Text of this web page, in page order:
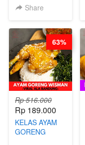
CHIPS -
RENDAH
KALORI
GLUTEN FREE
BY CHEF DITA
Share
Rp 516.000
Rp 189.000
KELAS AYAM
GORENG
63%